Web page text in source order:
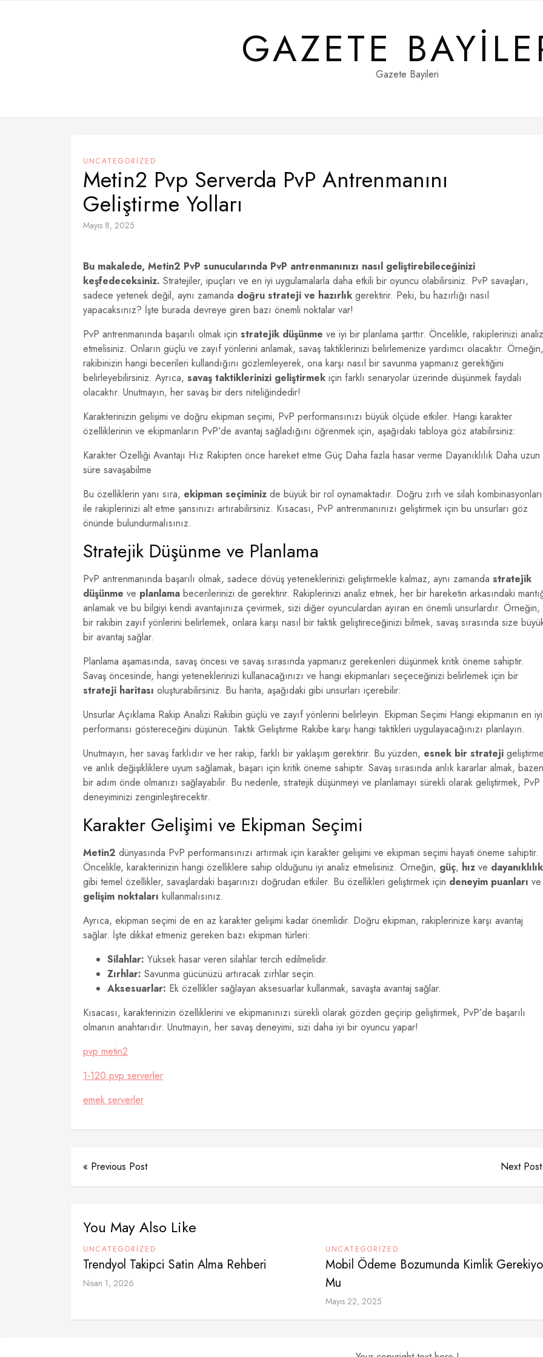
GAZETEGazete Bayileri
UNCATEGORIZED
Metin2 Pvp Serverda PvP Antrenmanını
Geliştirme Yolları
Mayıs 8, 2025
Bu makalede, Metin2 PvP sunucularında PvP antrenmanınızı nasıl geliştirebileceğinizi
keşfedeceksiniz. Stratejiler, ipuçları ve en iyi uygulamalarla daha etkili bir oyuncu olabilirsiniz. PvP savaşları,
sadece yetenek değil, aynı zamanda doğru strateji ve hazırlık gerektirir. Peki, bu hazırlığı nasıl
yapacaksınız? İşte burada devreye giren bazı önemli noktalar var!
PvP antrenmanında başarılı olmak için stratejik düşünme ve iyi bir planlama şarttır. Öncelikle, rakiplerinizi analiz
etmelisiniz. Onların güçlü ve zayıf yönlerini anlamak, savaş taktiklerinizi belirlemenize yardımcı olacaktır. Örneğin,
rakibinizin hangi becerileri kullandığını gözlemleyerek, ona karşı nasıl bir savunma yapmanız gerektiğini
belirleyebilirsiniz. Ayrıca, savaş taktiklerinizi geliştirmek için farklı senaryolar üzerinde düşünmek faydalı
olacaktır. Unutmayın, her savaş bir ders niteliğindedir!
Karakterinizin gelişimi ve doğru ekipman seçimi, PvP performansınızı büyük ölçüde etkiler. Hangi karakter
özelliklerinin ve ekipmanların PvP’de avantaj sağladığını öğrenmek için, aşağıdaki tabloya göz atabilirsiniz:
Karakter Özelliği Avantajı Hız Rakipten önce hareket etme Güç Daha fazla hasar verme Dayanıklılık Daha uzun
süre savaşabilme
Bu özelliklerin yanı sıra, ekipman seçiminiz de büyük bir rol oynamaktadır. Doğru zırh ve silah kombinasyonları
ile rakiplerinizi alt etme şansınızı artırabilirsiniz. Kısacası, PvP antrenmanınızı geliştirmek için bu unsurları göz
önünde bulundurmalısınız.
Stratejik Düşünme ve Planlama
PvP antrenmanında başarılı olmak, sadece dövüş yeteneklerinizi geliştirmekle kalmaz, aynı zamanda stratejik
düşünme ve planlama becerilerinizi de gerektirir. Rakiplerinizi analiz etmek, her bir hareketin arkasındaki
anlamak ve bu bilgiyi kendi avantajınıza çevirmek, sizi diğer oyunculardan ayıran en önemli unsurlardır. Örneğin,
bir rakibin zayıf yönlerini belirlemek, onlara karşı nasıl bir taktik geliştireceğinizi bilmek, savaş sırasında size
bir avantaj sağlar.
Planlama aşamasında, savaş öncesi ve savaş sırasında yapmanız gerekenleri düşünmek kritik öneme sahiptir.
Savaş öncesinde, hangi yeteneklerinizi kullanacağınızı ve hangi ekipmanları seçeceğinizi belirlemek için bir
strateji haritası oluşturabilirsiniz. Bu harita, aşağıdaki gibi unsurları içerebilir:
Unsurlar Açıklama Rakip Analizi Rakibin güçlü ve zayıf yönlerini belirleyin. Ekipman Seçimi Hangi ekipmanın en iyi
performansı göstereceğini düşünün. Taktik Geliştirme Rakibe karşı hangi taktikleri uygulayacağınızı planlayın.
Unutmayın, her savaş farklıdır ve her rakip, farklı bir yaklaşım gerektirir. Bu yüzden, esnek bir strateji
ve anlık değişikliklere uyum sağlamak, başarı için kritik öneme sahiptir. Savaş sırasında anlık kararlar almak, bazen
bir adım önde olmanızı sağlayabilir. Bu nedenle, stratejik düşünmeyi ve planlamayı sürekli olarak geliştirmek, PvP
deneyiminizi zenginleştirecektir.
Karakter Gelişimi ve Ekipman Seçimi
Metin2 dünyasında PvP performansınızı artırmak için karakter gelişimi ve ekipman seçimi hayati öneme sahiptir.
Öncelikle, karakterinizin hangi özelliklere sahip olduğunu iyi analiz etmelisiniz. Örneğin, güç, hız ve dayanıklılık
gibi temel özellikler, savaşlardaki başarınızı doğrudan etkiler. Bu özellikleri geliştirmek için deneyim puanları ve
gelişim noktaları kullanmalısınız.
Ayrıca, ekipman seçimi de en az karakter gelişimi kadar önemlidir. Doğru ekipman, rakiplerinize karşı avantaj
sağlar. İşte dikkat etmeniz gereken bazı ekipman türleri:
Silahlar: Yüksek hasar veren silahlar tercih edilmelidir.
Zırhlar: Savunma gücünüzü artıracak zırhlar seçin.
Aksesuarlar: Ek özellikler sağlayan aksesuarlar kullanmak, savaşta avantaj sağlar.
Kısacası, karakterinizin özelliklerini ve ekipmanınızı sürekli olarak gözden geçirip geliştirmek, PvP’de başarılı
olmanın anahtarıdır. Unutmayın, her savaş deneyimi, sizi daha iyi bir oyuncu yapar!
pvp metin2
1-120 pvp serverler
emek serverler
« Previous Post Next
You May Also Like
UNCATEGORIZED
Trendyol Takipci Satin Alma Rehberi
Nisan 1, 2026
UNCATEGORIZED
Mobil Ödeme Bozumunda Kimlik
Mu
Mayıs 22, 2025